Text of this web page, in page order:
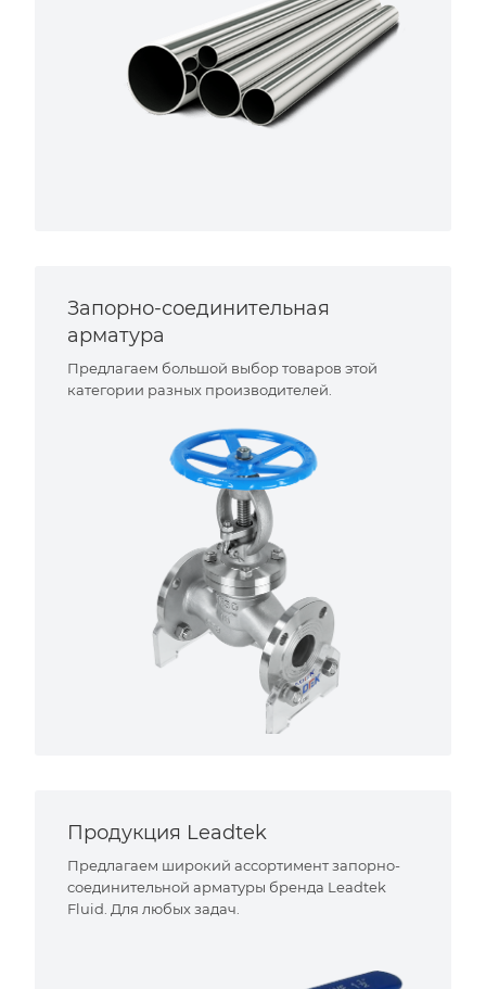
Запорно-соединительная
арматура
Предлагаем большой выбор товаров этой
категории разных производителей.
Продукция Leadtek
Предлагаем широкий ассортимент запорно-
соединительной арматуры бренда Leadtek
Fluid. Для любых задач.